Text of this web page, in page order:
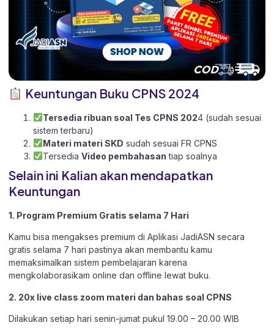
Keuntungan Buku CPNS 2024
Tersedia ribuan soal Tes CPNS 2024 (sudah sesuai
sistem terbaru)
Materi materi SKD sudah sesuai FR CPNS
Tersedia Video pembahasan tiap soalnya
Selain ini Kalian akan mendapatkan
Keuntungan
1. Program Premium Gratis selama 7 Hari
Kamu bisa mengakses premium di Aplikasi JadiASN secara
gratis selama 7 hari pastinya akan membantu kamu
memaksimalkan sistem pembelajaran karena
mengkolaborasikam online dan offline lewat buku.
2. 20x live class zoom materi dan bahas soal CPNS
Dilakukan setiap hari senin-jumat pukul 19.00 – 20.00 WIB